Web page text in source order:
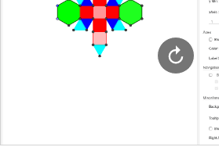
Abrir sesión